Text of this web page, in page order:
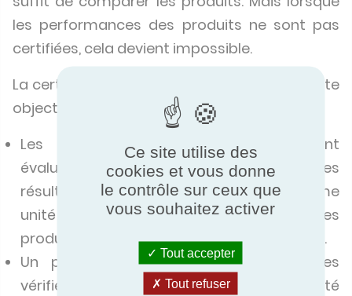
les performances des produits ne sont pas
certifiées, cela devient impossible.
La certification permet de comparer en toute
objectivité.
Les performances des produits sont
évaluées selon les mêmes critères, et les
résultats sont exprimés dans une même
unité de mesure, quel que soit le pays où les
produits sont fabriqués ou commercialisés.
Un produit certifié a des performances
vérifiées par un organisme accrédité
Ce site utilise des
cookies et vous donne
le contrôle sur ceux que
vous souhaitez activer
Tout accepter
Tout refuser